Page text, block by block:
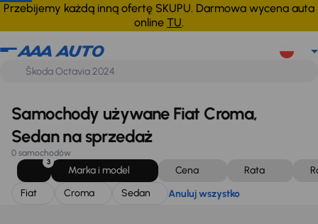
Przebijemy każdą inną ofertę SKUPU. Darmowa wycena auta
online TU.
Fiat Croma Sedan Anuluj wszystko
Samochody używane Fiat Croma,
Sedan na sprzedaż
0 samochodów
3
Marka i model Cena Rata
Fiat
Croma Sedan Anuluj wszystko